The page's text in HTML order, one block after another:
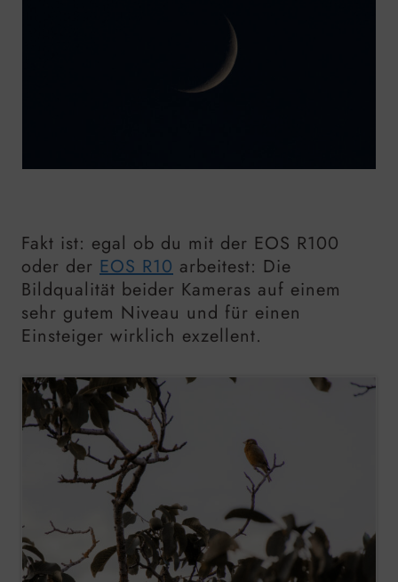
Fakt ist: egal ob du mit der EOS R100
oder der EOS R10 arbeitest: Die
Bildqualität beider Kameras auf einem
sehr gutem Niveau und für einen
Einsteiger wirklich exzellent.